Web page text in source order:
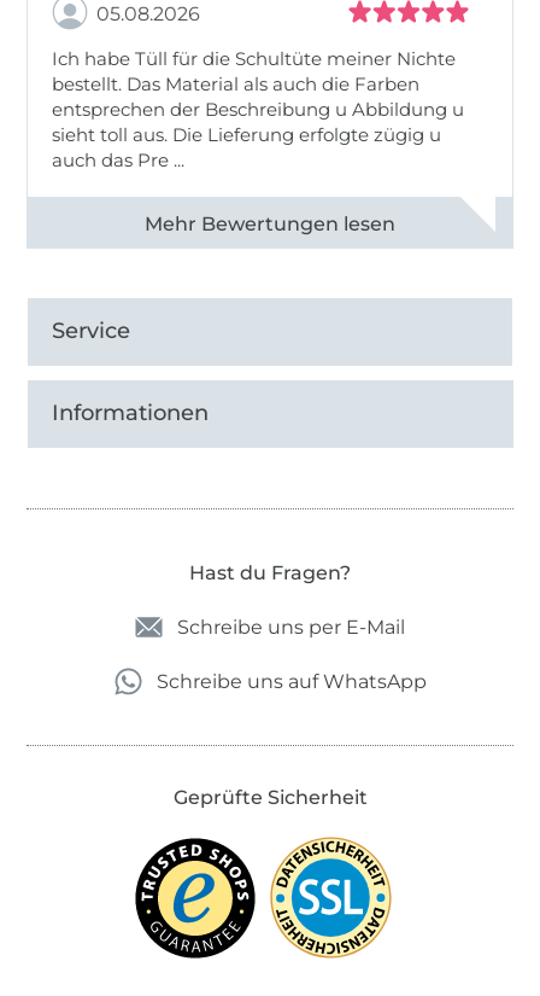
05.08.2026
Ich habe Tüll für die Schultüte meiner Nichte
bestellt. Das Material als auch die Farben
entsprechen der Beschreibung u Abbildung u
sieht toll aus. Die Lieferung erfolgte zügig u
auch das Pre ...
Alle 82950 Bewertungen ansehen
Service
Informationen
Hast du Fragen?
Schreibe uns per E-Mail
Schreibe uns auf WhatsApp
Geprüfte Sicherheit